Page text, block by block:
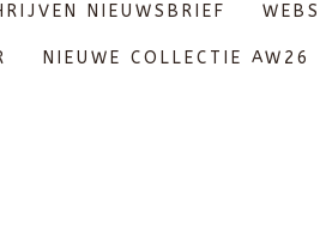
NIEUWSBRIEF
NIEUWE COLLECTIE AW26